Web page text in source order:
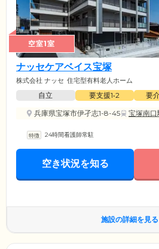
空室1室
ナッセケアベイス宝塚
株式会社 ナッセ 住宅型有料老人ホーム
自立 要支援1•2 要
兵庫県宝塚市伊孑志1-8-45
宝塚南口
24時間看護師常駐
空き状況を知る
施設の詳細を見る